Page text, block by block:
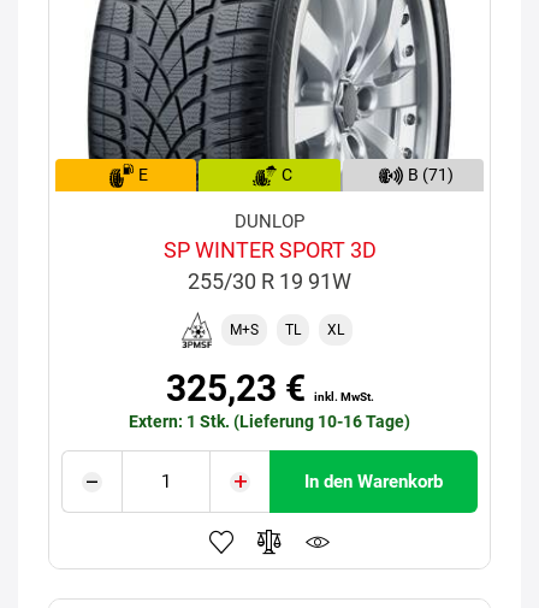
E C B (71)
DUNLOP
SP WINTER SPORT 3D
255/30 R 19 91W
M+S TL XL
325,23 € inkl. MwSt.
Extern: 1 Stk. (Lieferung 10-16 Tage)
In den Warenkorb